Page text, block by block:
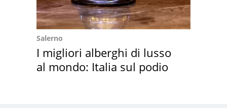
Salerno
I migliori alberghi di lusso
al mondo: Italia sul podio